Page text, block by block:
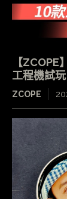
【
工程機試
ZCOPE